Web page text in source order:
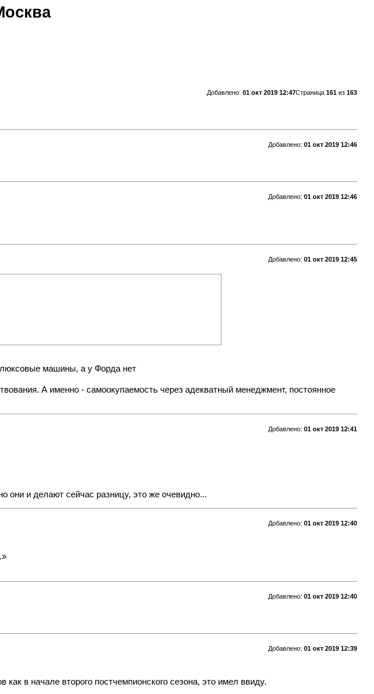
Страница 161из 163
Добавлено: 01 окт 2019 12:47
Добавлено: 01 окт 2019 12:46
Добавлено: 01 окт 2019 12:46
Добавлено: 01 окт 2019 12:45
люксовые машины, а у Форда нет
А именно - самоокупаемость через адекватный менеджмент, постоянное
Добавлено: 01 окт 2019 12:41
они и делают сейчас разницу, это же очевидно...
Добавлено: 01 окт 2019 12:40
Добавлено: 01 окт 2019 12:40
Добавлено: 01 окт 2019 12:39
в начале второго постчемпионского сезона, это имел ввиду.